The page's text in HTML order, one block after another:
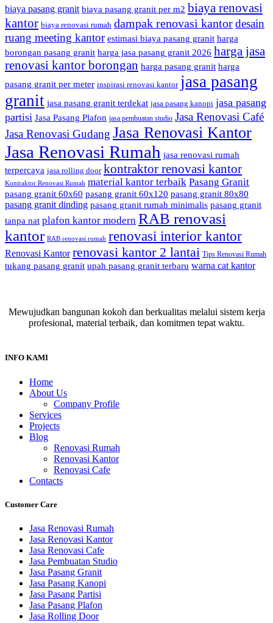
biaya pasang granit biaya pasang granit per m2 biaya renovasi
kantor biaya renovasi rumah dampak renovasi kantordesain
ruang meeting kantor estimasi biaya pasang granit harga
borongan pasang granit harga jasa pasang granit 2026 harga jasa
renovasi kantor borongan harga pasang granit harga
pasang granit per meter inspirasi renovasi kantor jasa pasang
granit jasa pasang granit terdekat jasa pasang kanopi jasa pasang
partisi Jasa Pasang Plafon jasa pembuatan studio Jasa Renovasi Café
Jasa Renovasi Gudang Jasa Renovasi Kantor
Jasa Renovasi Rumah jasa renovasi rumah
terpercaya jasa rolling door kontraktor renovasi kantor
Kontraktor Renovasi Rumah material kantor terbaik Pasang Granit
pasang granit 60x60 pasang granit 60x120 pasang granit 80x80
pasang granit dinding pasang granit rumah minimalis pasang granit
tanpa nat plafon kantor modern RAB renovasi
kantor RAB renovasi rumah renovasi interior kantor
Renovasi Kantor renovasi kantor 2 lantai Tips Renovasi Rumah
tukang pasang granit upah pasang granit terbaru warna cat kantor
Mewujudkan bangunan kokoh dan berkualitas melalui sistem kerja
profesional, material terbaik, dan komitmen tepat waktu.
INFO KAMI
Home
About Us
Company Profile
Services
Projects
Blog
Renovasi Rumah
Renovasi Kantor
Renovasi Cafe
Contacts
Customer Care
Jasa Renovasi Rumah
Jasa Renovasi Kantor
Jasa Renovasi Cafe
Jasa Pembuatan Studio
Jasa Pasang Granit
Jasa Pasang Kanopi
Jasa Pasang Partisi
Jasa Pasang Plafon
Jasa Rolling Door